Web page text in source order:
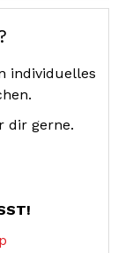
individuelles
dir gerne.